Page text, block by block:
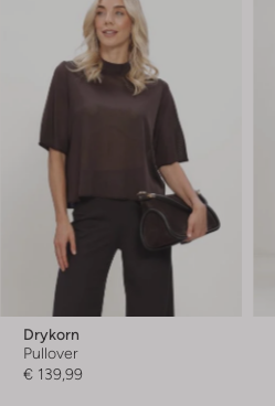
Drykorn
Pullover
€ 139,99